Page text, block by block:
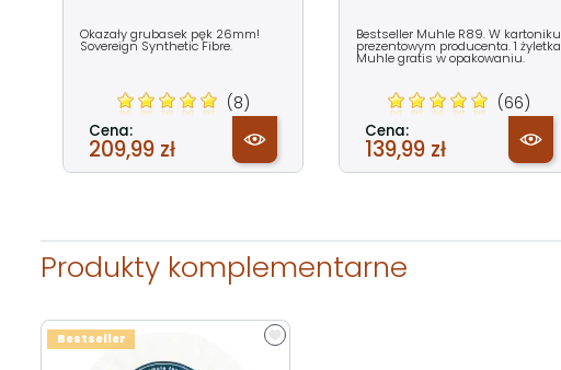
Okazały grubasek pęk 26mm!
Sovereign Synthetic Fibre.
(8)
Cena:
209,99 zł
Bestseller Muhle R89. W kartoniku
prezentowym producenta. 1 żyletka
Muhle gratis w opakowaniu.
(66)
Cena:
139,99 zł
Produkty komplementarne
Bestseller